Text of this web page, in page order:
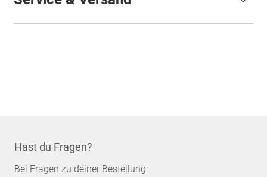
Hast du Fragen?
Bei Fragen zu deiner Bestellung: